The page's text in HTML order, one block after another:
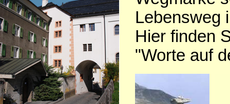
Lebensweg
Hier finden
"Worte auf